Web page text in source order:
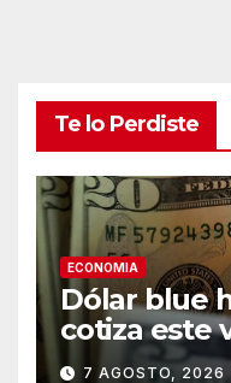
Te lo Perdiste
ECONOMIA
Dólar blue
cotiza este
agosto
7 AGOSTO, 2026